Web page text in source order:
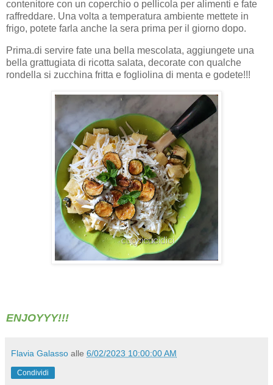
contenitore con un coperchio o pellicola per alimenti e fate
raffreddare. Una volta a temperatura ambiente mettete in
frigo, potete farla anche la sera prima per il giorno dopo.
Prima.di servire fate una bella mescolata, aggiungete una
bella grattugiata di ricotta salata, decorate con qualche
rondella si zucchina fritta e fogliolina di menta e godete!!!
ENJOYYY!!!
Flavia Galasso alle 6/02/2023 10:00:00 AM
Condividi